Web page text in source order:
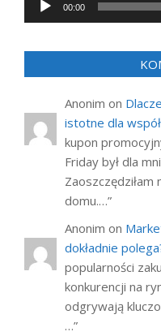
00:00
Anonim on
istotne dla
kupon
Friday był dla
domu.…”
Anonim on
dokładnie
popularności
konkurencji na
odgrywają
…”